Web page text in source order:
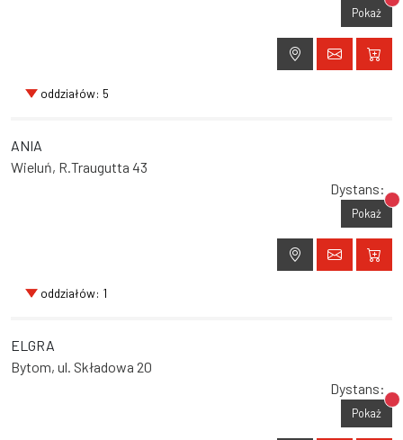
Pokaż
oddziałów: 5
ANIA
Wieluń, R.Traugutta 43
Dystans:
Pokaż
oddziałów: 1
ELGRA
Bytom, ul. Składowa 20
Dystans:
Pokaż